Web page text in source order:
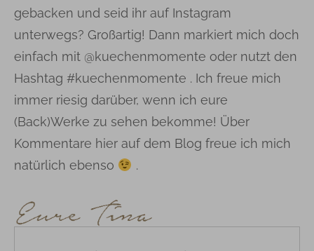
gebacken und seid ihr auf Instagram
unterwegs? Großartig! Dann markiert mich doch
einfach mit @kuechenmomente oder nutzt den
Hashtag #kuechenmomente . Ich freue mich
immer riesig darüber, wenn ich eure
(Back)Werke zu sehen bekomme! Über
Kommentare hier auf dem Blog freue ich mich
natürlich ebenso
.